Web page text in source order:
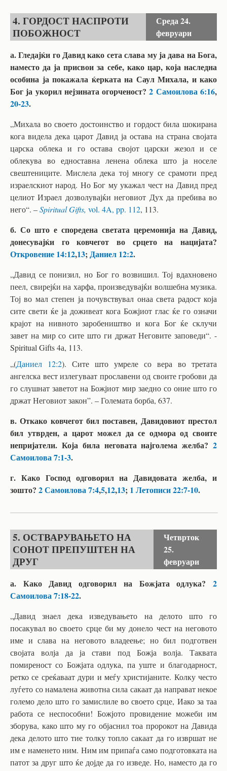
4. ГОРДОСТ НАСПРОТИ
ПОБОЖНОСТ
Среда24.
февруари
а. Гледајќи го Давид како сета слава му ја дава на Бога,
наместо да ја присвои за себе, како цар, која наследна
особина ја покажала ќерката на Саул Михала, и како
Бог ја укорил нејзината огорченост?2 Самоилова 6:16,
20-23.
„Михала во своето достоинство и гордост била шокирана
кога видела дека царот Давид ја остава на страна својата
царска облека и го остава својот царски жезол и се
облекува во едноставна ленена облека што ја носеле
свештениците. Мислела дека тој многу се срамоти пред
израелскиот народ. Но Бог му укажал чест на Давид пред
целиот Израел дозволувајќи неговиот Дух да пребива во
него“. –Spiritual Gifts, vol. 4A, pp. 112, 113.
б. Со што е споредена светата церемонија на Давид,
донесувајќи го ковчегот во срцето на нацијата?
Откровение 14:12,13;Даниел 12:2.
„Давид се понизил, но Бог го возвишил. Тој вдахновено
пеел, свирејќи на харфа, произведувајќи волшебна музика.
Тој во мал степен ја почувствувал онаа света радост која
сите свети ќе ја доживеат кога Божјиот глас ќе го означи
крајот на нивното заробеништво и кога Бог ќе склучи
завет на мир со сите што ги држат Неговите заповеди“. -
Spiritual Gifts 4а, 113.
„(Даниел 12:2). Сите што умреле со вера во третата
ангелска вест излегуваат прославени од своите гробови да
го слушнат заветот на Божјиот мир заедно со оние што го
држат Неговиот закон”. – Големата борба, 637.
в. Откако ковчегот бил поставен, Давидовиот престол
бил утврден, а царот можел да се одмора од своите
непријатели. Која била неговата најголема желба? 2
Самоилова 7:1-3.
г. Како Господ одговорил на Давидовата желба, и
зошто? 2 Самоилова 7:4,5,12,13; 1 Летописи 22:7-10.
5. ОСТВАРУВАЊЕТО НА
СОНОТ ПРЕПУШТЕН НА
ДРУГ
Четврток
25.
февруари
а. Како Давид одговорил на Божјата одлука? 2
Самоилова 7:18-22.
„Давид знаел дека изведувањето на делото што го
посакувал во своето срце би му донело чест на неговото
име и слава на неговото владеење; но бил подготвен
својата волја да ја стави под Божја волја. Таквата
помиреност со Божјата одлука, па уште и благодарност,
ретко се среќаваат дури и меѓу христијаните. Колку често
луѓето со намалена животна сила сакаат да направат некое
големо дело што го замислиле во своето срце, Иако за таа
работа се неспособни! Божјото провидение можеби им
зборува, како што му го објаснил тоа пророкот на Давида
дека делото што тие толку топло сакаат да го извршат не
им е наменето ним. Ним им припаѓа само подготовката на
патот за друг што ќе дојде да го изведе. Но, наместо да го